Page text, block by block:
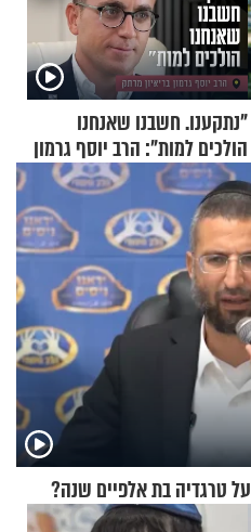
"נתקענו. חשבנו שאנחנו
הולכים למות": הרב יוסף גרמון
בריאיון מרתק
טרגדיה בת אלפיים שנה?